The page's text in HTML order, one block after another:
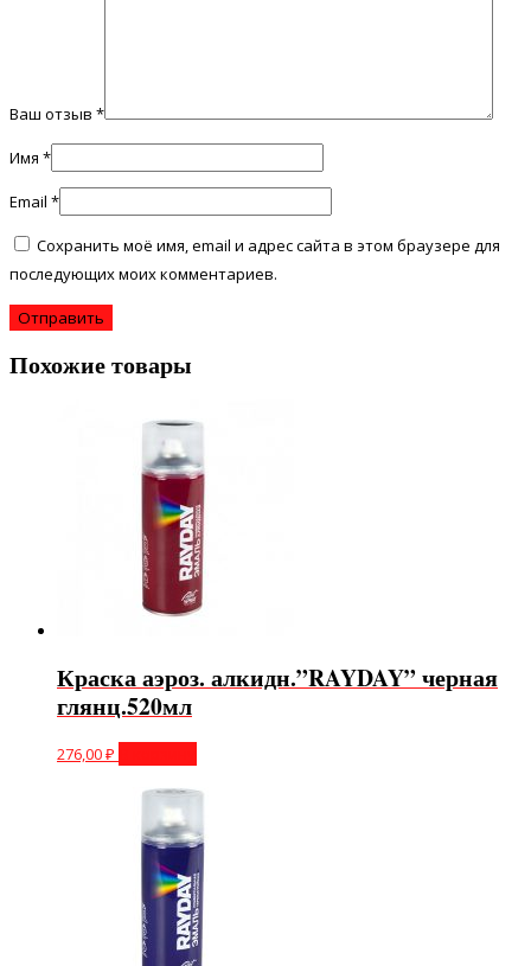
Ваш отзыв *
Имя *
Email *
Сохранить моё имя, email и адрес сайта в этом браузере для
последующих моих комментариев.
Похожие товары
Краска аэроз. алкидн.”RAYDAY” черная
глянц.520мл
276,00₽